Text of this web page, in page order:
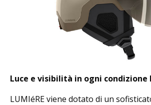
Luce e visibilità in ogni condizione
LUMIéRE viene dotato di un